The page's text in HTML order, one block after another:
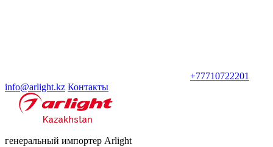
+77710722201
info@arlight.kz Контакты
генеральный импортер Arlight